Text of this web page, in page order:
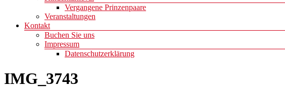
Vergangene Prinzenpaare
Veranstaltungen
Kontakt
Buchen Sie uns
Impressum
Datenschutzerklärung
IMG_3743